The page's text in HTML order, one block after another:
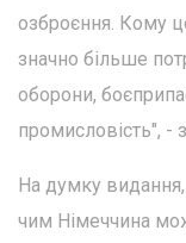
озброєння. Кому
значно більше
оборони,
промисловість", -
На думку видання,
чим Німеччина